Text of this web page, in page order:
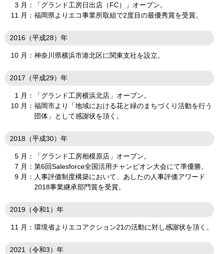
3 月：
「グランド工房日出店（FC）」オープン。
11 月： 福岡県よりエコ事業所取組で2度目の最優秀賞を受賞。
2016（平成28）年
10 月： 神奈川県横浜市港北区に関東支社を設立。
2017（平成29）年
1 月：
「グランド工房横浜北店」オープン。
10 月： 福岡市より「地域における花と緑のまちづくり活動を行う
団体」として感謝状を頂く。
2018（平成30）年
5 月：
「グランド工房相模原店」オープン。
7 月： 第6回Salesforce全国活用チャンピオン大会にて準優勝。
9 月： 人事評価制度構築において、あしたの人事評価アワード
2018事業継承部門賞を受賞。
2019（令和1）年
11 月： 環境省よりエコアクション21の活動に対し感謝状を頂く。
2021（令和3）年